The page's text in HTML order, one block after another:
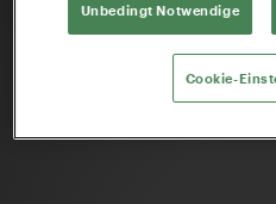
Unbedingt Notwendige
Cookie-